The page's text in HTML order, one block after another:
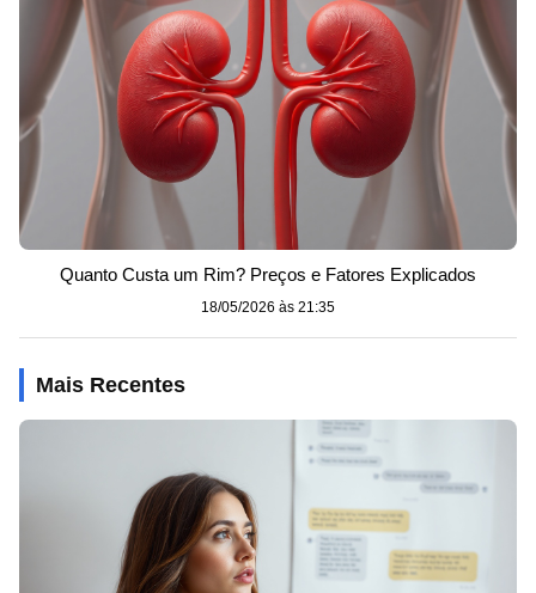
Quanto Custa um Rim? Preços e Fatores Explicados
18/05/2026 às 21:35
Mais Recentes